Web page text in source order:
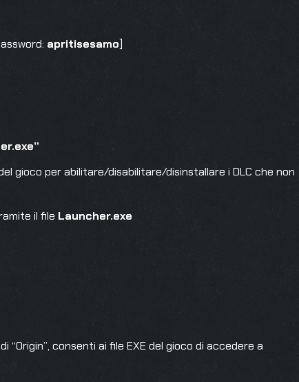
apritisesamo]
gioco per abilitare/disabilitare/disinstallare i DLC che non
il file Launcher.exe
“Origin”, consenti ai file EXE del gioco di accedere a